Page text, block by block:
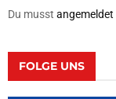
Du musst angemeldet
FOLGE UNS